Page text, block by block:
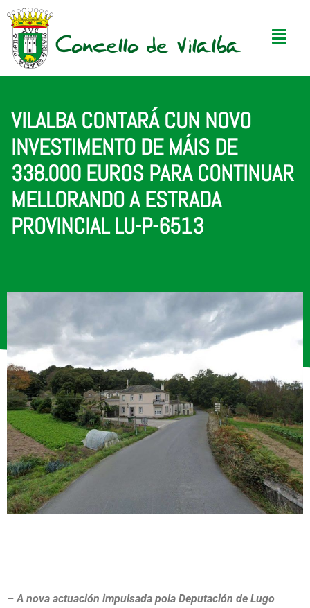
VILALBA CONTARÁ CUN NOVO
INVESTIMENTO DE MÁIS DE
338.000 EUROS PARA CONTINUAR
MELLORANDO A ESTRADA
PROVINCIAL LU-P-6513
–A nova actuación impulsada pola Deputación de Lugo